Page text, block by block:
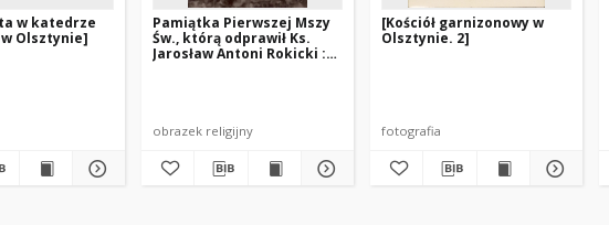
w katedrze
w Olsztynie]
Pamiątka Pierwszej Mszy
Św., którą odprawił Ks.
Jarosław Antoni Rokicki :
obrazek religijny
[Kościół garnizonowy w
Olsztynie. 2]
fotografia